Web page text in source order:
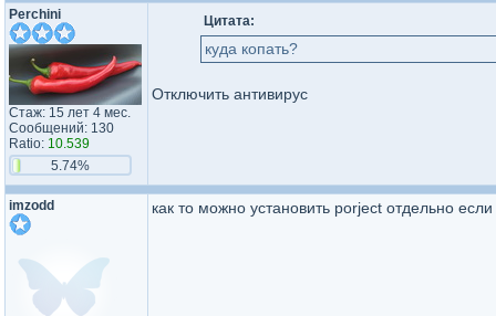
Perchini
Стаж: 15 лет 4 мес.
Сообщений: 130
Ratio: 10.539
5.74%
Цитата:
куда копать?
Отключить антивирус
imzodd как то можно установить porject отдельно